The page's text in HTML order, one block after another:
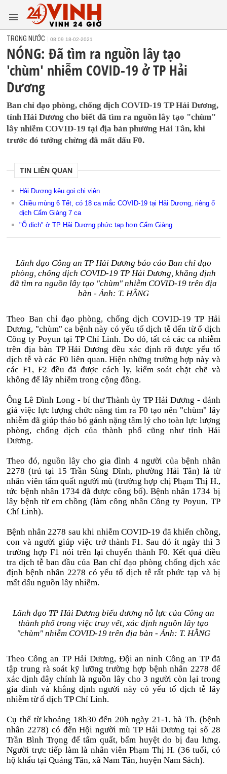
TRONG NƯỚC 08:09 18-02-2021
NÓNG: Đã tìm ra nguồn lây tạo
'chùm' nhiễm COVID-19 ở TP Hải
Dương
Ban chỉ đạo phòng, chống dịch COVID-19 TP Hải Dương,
tỉnh Hải Dương cho biết đã tìm ra nguồn lây tạo "chùm"
lây nhiễm COVID-19 tại địa bàn phường Hải Tân, khi
trước đó tưởng chừng đã mất dấu F0.
TIN LIÊN QUAN
Hải Dương kêu gọi chi viện
Chiều mùng 6 Tết, có 18 ca mắc COVID-19 tại Hải Dương, riêng ổ
dịch Cẩm Giàng 7 ca
"Ổ dịch" ở TP Hải Dương phức tạp hơn Cẩm Giàng
Lãnh đạo Công an TP Hải Dương báo cáo Ban chỉ đạo
phòng, chống dịch COVID-19 TP Hải Dương, khẳng định
đã tìm ra nguồn lây tạo "chùm" nhiễm COVID-19 trên địa
bàn - Ảnh: T. HẰNG
Theo Ban chỉ đạo phòng, chống dịch COVID-19 TP Hải
Dương, "chùm" ca bệnh này có yếu tố dịch tễ đến từ ổ dịch
Công ty Poyun tại TP Chí Linh. Do đó, tất cả các ca nhiễm
trên địa bàn TP Hải Dương đều xác định rõ được yếu tố
dịch tễ và các F0 liên quan. Hiện những trường hợp này và
các F1, F2 đều đã được cách ly, kiểm soát chặt chẽ và
không để lây nhiễm trong cộng đồng.
Ông Lê Đình Long - bí thư Thành ủy TP Hải Dương - đánh
giá việc lực lượng chức năng tìm ra F0 tạo nên "chùm" lây
nhiễm đã giúp tháo bỏ gánh nặng tâm lý cho toàn lực lượng
phòng, chống dịch của thành phố cũng như tỉnh Hải
Dương.
Theo đó, nguồn lây cho gia đình 4 người của bệnh nhân
2278 (trú tại 15 Trần Sùng Dĩnh, phường Hải Tân) là từ
nhân viên tẩm quất người mù (trường hợp chị Phạm Thị H.,
tức bệnh nhân 1734 đã được công bố). Bệnh nhân 1734 bị
lây bệnh từ em chồng (làm công nhân Công ty Poyun, TP
Chí Linh).
Bệnh nhân 2278 sau khi nhiễm COVID-19 đã khiến chồng,
con và người giúp việc trở thành F1. Sau đó ít ngày thì 3
trường hợp F1 nói trên lại chuyển thành F0. Kết quả điều
tra dịch tễ ban đầu của Ban chỉ đạo phòng chống dịch xác
định bệnh nhân 2278 có yếu tố dịch tễ rất phức tạp và bị
mất dấu nguồn lây nhiễm.
Lãnh đạo TP Hải Dương biểu dương nỗ lực của Công an
thành phố trong việc truy vết, xác định nguồn lây tạo
"chùm" nhiễm COVID-19 trên địa bàn - Ảnh: T. HẰNG
Theo Công an TP Hải Dương, Đội an ninh Công an TP đã
tập trung rà soát kỹ lưỡng trường hợp bệnh nhân 2278 để
xác định đây chính là nguồn lây cho 3 người còn lại trong
gia đình và khẳng định người này có yếu tố dịch tễ lây
nhiễm từ ổ dịch TP Chí Linh.
Cụ thể từ khoảng 18h30 đến 20h ngày 21-1, bà Th. (bệnh
nhân 2278) có đến Hội người mù TP Hải Dương tại số 28
Trần Bình Trọng để tẩm quất, bấm huyệt do bị đau lưng.
Người trực tiếp làm là nhân viên Phạm Thị H. (36 tuổi, có
hộ khẩu tại Quảng Tân, xã Nam Tân, huyện Nam Sách).